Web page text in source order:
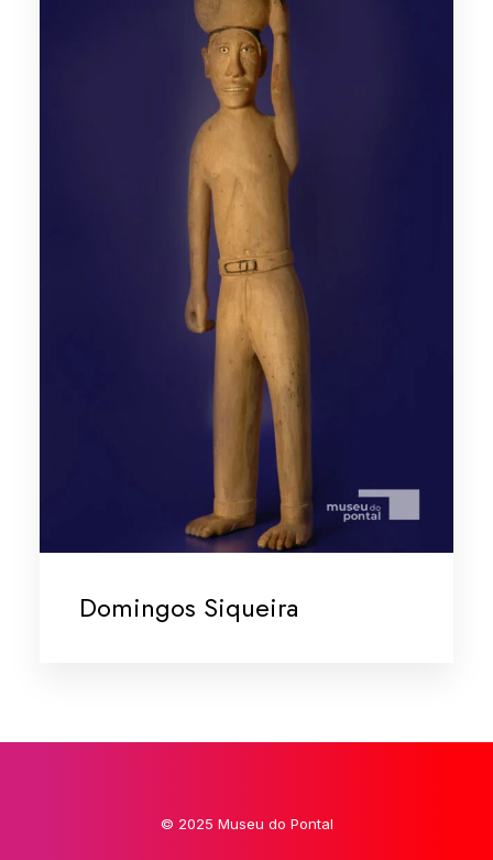
Domingos Siqueira
© 2025 Museu do Pontal